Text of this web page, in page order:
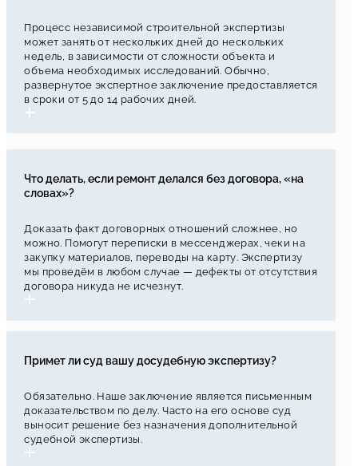
Процесс независимой строительной экспертизы
может занять от нескольких дней до нескольких
недель, в зависимости от сложности объекта и
объема необходимых исследований. Обычно,
развернутое экспертное заключение предоставляется
в сроки от 5 до 14 рабочих дней.
Что делать, если ремонт делался без договора, «на
словах»?
Доказать факт договорных отношений сложнее, но
можно. Помогут переписки в мессенджерах, чеки на
закупку материалов, переводы на карту. Экспертизу
мы проведём в любом случае — дефекты от отсутствия
договора никуда не исчезнут.
Примет ли суд вашу досудебную экспертизу?
Обязательно. Наше заключение является письменным
доказательством по делу. Часто на его основе суд
выносит решение без назначения дополнительной
судебной экспертизы.